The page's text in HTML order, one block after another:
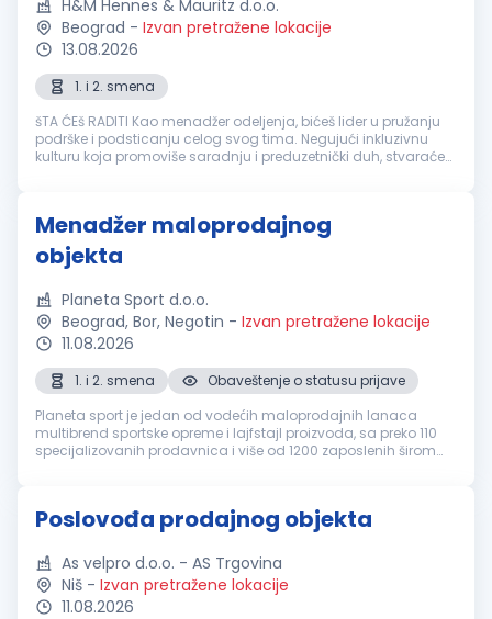
H&M Hennes & Mauritz d.o.o.
Beograd - Izvan pretražene lokacije
13.08.2026
1. i 2. smena
šTA ĆEš RADITI Kao menadžer odeljenja, bićeš lider u pružanju
podrške i podsticanju celog svog tima. Negujući inkluzivnu
kulturu koja promoviše saradnju i preduzetnički duh, stvaraćeš
Menadžer maloprodajnog
objekta
Planeta Sport d.o.o.
Beograd, Bor, Negotin - Izvan pretražene lokacije
11.08.2026
1. i 2. smena
Obaveštenje o statusu prijave
Planeta sport je jedan od vodećih maloprodajnih lanaca
multibrend sportske opreme i lajfstajl proizvoda, sa preko 110
specijalizovanih prodavnica i više od 1200 zaposlenih širom
Poslovođa prodajnog objekta
As velpro d.o.o. - AS Trgovina
Niš - Izvan pretražene lokacije
11.08.2026